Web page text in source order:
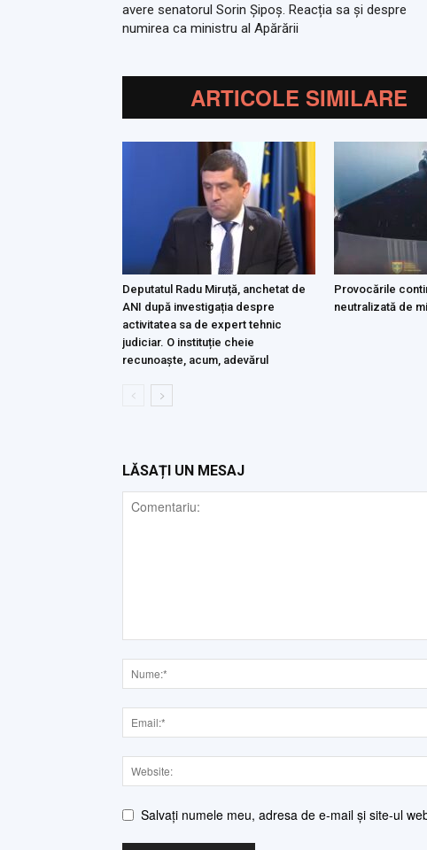
avere senatorul Sorin Șipoș. Reacția sa și despre
numirea ca ministru al Apărării
ARTICOLE SIMILARE
Deputatul Radu Miruță, anchetat de
ANI după investigația despre
activitatea sa de expert tehnic
judiciar. O instituție cheie
recunoaște, acum, adevărul
Provocările
neutralizată de
LĂSAȚI UN MESAJ
Salvați numele meu, adresa de e-mail și site-ul